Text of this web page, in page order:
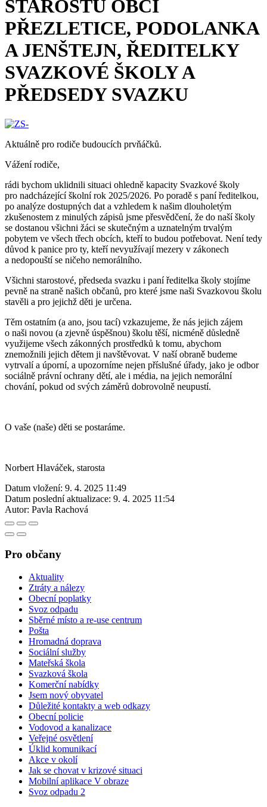
STAROSTŮ OBCÍ
PŘEZLETICE, PODOLANKA
A JENŠTEJN, ŘEDITELKY
SVAZKOVÉ ŠKOLY A
PŘEDSEDY SVAZKU
Aktuálně pro rodiče budoucích prvňáčků.
Vážení rodiče,
rádi bychom uklidnili situaci ohledně kapacity Svazkové školy
pro nadcházející školní rok 2025/2026. Po poradě s paní ředitelkou,
po analýze dostupných dat a vzhledem k našim dlouholetým
zkušenostem z minulých zápisů jsme přesvědčení, že do naší školy
se dostanou všichni žáci se skutečným a uznatelným trvalým
pobytem ve všech třech obcích, kteří to budou potřebovat. Není tedy
důvod k panice pro ty, kteří nevyužívají mezery v zákonech
a nedopouští se ničeho nemorálního.
Všichni starostové, předseda svazku i paní ředitelka školy stojíme
pevně na straně našich občanů, pro které jsme naši Svazkovou školu
stavěli a pro jejichž děti je určena.
Těm ostatním (a ano, jsou tací) vzkazujeme, že nás jejich zájem
o naši novou (a zjevně úspěšnou) školu těší, nicméně důsledně
využijeme všech zákonných prostředků k tomu, abychom
znemožnili jejich dětem ji navštěvovat. V naší obraně budeme
vytrvalí a úporní, a upozorníme nejen příslušné úřady, jako je odbor
sociálně právní ochrany dětí, ale i média, na jejich nemorální
chování, pokud od svých záměrů dobrovolně neupustí.
O vaše (naše) děti se postaráme.
Norbert Hlaváček, starosta
Datum vložení: 9. 4. 2025 11:49
Datum poslední aktualizace: 9. 4. 2025 11:54
Autor: Pavla Rachová
Pro občany
Aktuality
Ztráty a nálezy
Obecní poplatky
Svoz odpadu
Sběrné místo a re-use centrum
Pošta
Hromadná doprava
Sociální služby
Mateřská škola
Svazková škola
Komerční nabídky
Jsem nový obyvatel
Důležité kontakty a web odkazy
Obecní policie
Vodovod a kanalizace
Veřejné osvětlení
Úklid komunikací
Akce v okolí
Jak se chovat v krizové situaci
Mobilní aplikace V obraze
Svoz odpadu 2